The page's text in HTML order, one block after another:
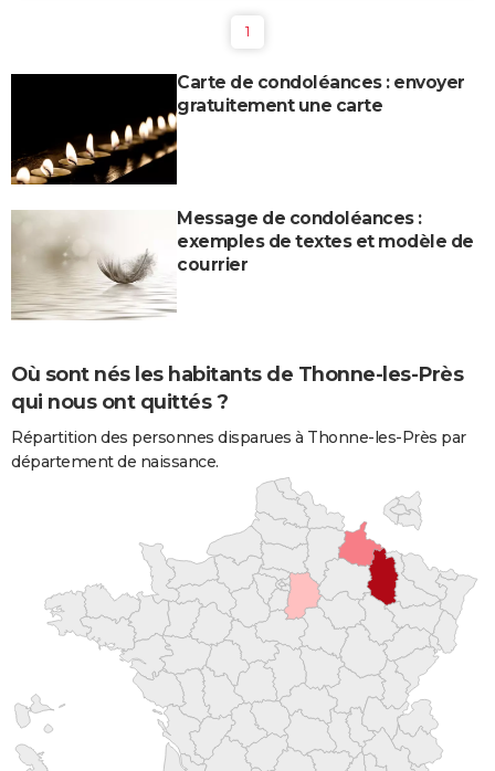
1
Carte de condoléances : envoyer
gratuitement une carte
Message de condoléances :
exemples de textes et modèle de
courrier
Où sont nés les habitants de Thonne-les-Près
qui nous ont quittés ?
Répartition des personnes disparues à Thonne-les-Près par
département de naissance.